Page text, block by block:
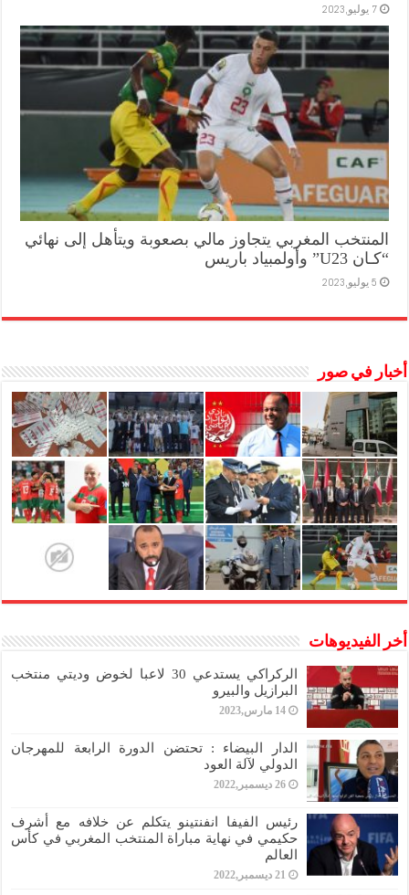
7 يوليو,2023
المنتخب المغربي يتجاوز مالي بصعوبة ويتأهل إلى نهائي
“كـان U23” وأولمبياد باريس
5 يوليو,2023
أخبار في صور
أخر الفيديوهات
الركراكي يستدعي 30 لاعبا لخوض وديتي منتخب
البرازيل والبيرو
14 مارس,2023
الدار البيضاء : تحتضن الدورة الرابعة للمهرجان
الدولي لآلة العود
26 ديسمبر,2022
رئيس الفيفا انفنتينو يتكلم عن خلافه مع أشرف
حكيمي في نهاية مباراة المنتخب المغربي في كأس
العالم
21 ديسمبر,2022